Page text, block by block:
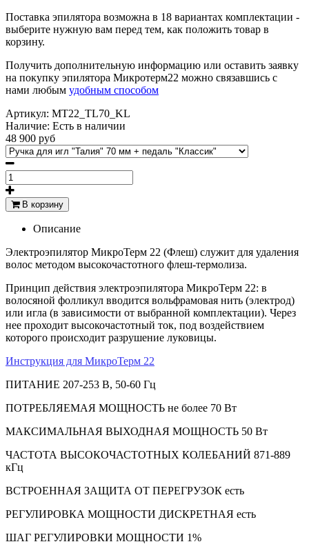
Поставка эпилятора возможна в 18 вариантах комплектации -
выберите нужную вам перед тем, как положить товар в
корзину.
Получить дополнительную информацию или оставить заявку
на покупку эпилятора Микротерм22 можно связавшись с
нами любым удобным способом
Артикул: MT22_TL70_KL
Наличие: Есть в наличии
48 900 руб
В корзину
Описание
Электроэпилятор МикроТерм 22 (Флеш) служит для удаления
волос методом высокочастотного флеш-термолиза.
Принцип действия электроэпилятора МикроТерм 22: в
волосяной фолликул вводится вольфрамовая нить (электрод)
или игла (в зависимости от выбранной комплектации). Через
нее проходит высокочастотный ток, под воздействием
которого происходит разрушение луковицы.
Инструкция для МикроТерм 22
ПИТАНИЕ 207-253 В, 50-60 Гц
ПОТРЕБЛЯЕМАЯ МОЩНОСТЬ не более 70 Вт
МАКСИМАЛЬНАЯ ВЫХОДНАЯ МОЩНОСТЬ 50 Вт
ЧАСТОТА ВЫСОКОЧАСТОТНЫХ КОЛЕБАНИЙ 871-889
кГц
ВСТРОЕННАЯ ЗАЩИТА ОТ ПЕРЕГРУЗОК есть
РЕГУЛИРОВКА МОЩНОСТИ ДИСКРЕТНАЯ есть
ШАГ РЕГУЛИРОВКИ МОЩНОСТИ 1%